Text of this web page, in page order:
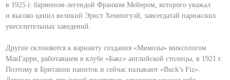
в 1925 г. барменом-легендой Франком Мейером, которого уважал
и высоко ценил великий Эрнст Хемингуэй, завсегдатай парижских
увеселительных заведений.
Другие склоняются к варианту создания «Мимозы» миксологом
МакГарри, работавшем в клубе «Бакс» английской столицы, в 1921 г.
Поэтому в Британии напиток и сейчас называют «Buck’s Fiz».